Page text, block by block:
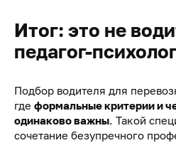
Итог: это не
педагог-
Подбор водителя для
где формальные критерии и
одинаково важны. Такой
сочетание безупречного